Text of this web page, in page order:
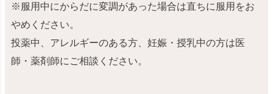
※服用中にからだに変調があった場合は直ちに服用をお
やめください。
投薬中、アレルギーのある方、妊娠・授乳中の方は医
師・薬剤師にご相談ください。